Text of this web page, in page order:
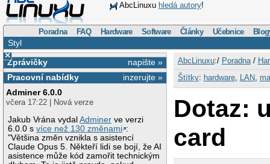
AbcLinuxu hledá autory!
Poradna FAQ Hardware Software Články Učebnice
Styl
×
napište »
Zprávičky
inzerujte »
Pracovní nabídky
Adminer 6.0.0
včera 17:22 | Nová verze
Jakub Vrána vydalAdminer ve verzi
6.0.0 svíce než 130 změnami :
"Většina změn vznikla s asistencí
Claude Opus 5. Někteří lidi se bojí, že AI
asistence může kód zamořit technickým
AbcLinuxu:/ Poradna/
Štítky: hardware, LAN,
Dotaz:
card